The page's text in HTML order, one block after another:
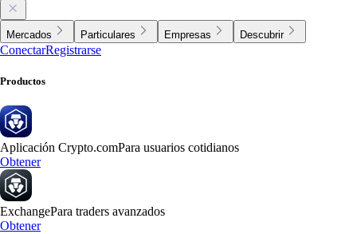
Mercados Particulares Empresas Descubrir
ConectarRegistrarse
Productos
Aplicación Crypto.comPara usuarios cotidianos
Obtener
ExchangePara traders avanzados
Obtener